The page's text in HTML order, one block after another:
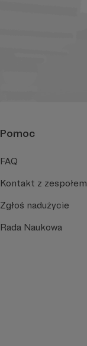
Pomoc
FAQ
Kontakt z
Zgłoś nadużycie
Rada Naukowa